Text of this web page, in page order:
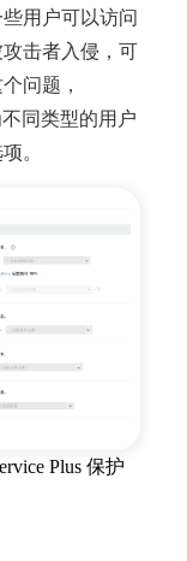
用户可以访问
击者入侵，可
问题，
同类型的用户
。
Plus 保护